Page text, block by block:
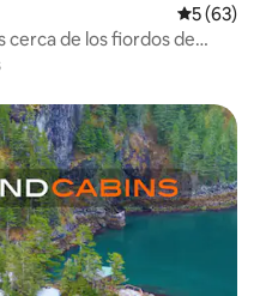
5 (63)
cerca de los fiordos de